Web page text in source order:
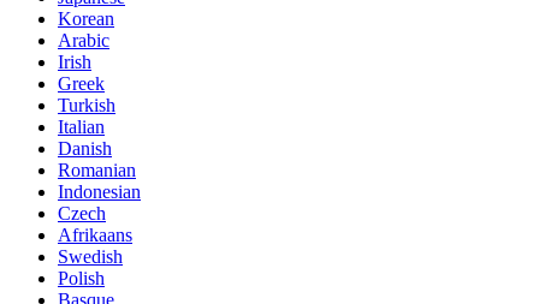
Korean
Arabic
Irish
Greek
Turkish
Italian
Danish
Romanian
Indonesian
Czech
Afrikaans
Swedish
Polish